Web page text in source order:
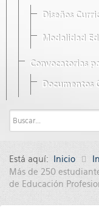
Diseños
Modalidad
Convocatorias
Documentos
Está aquí: Inicio
Más de 250
de Educación